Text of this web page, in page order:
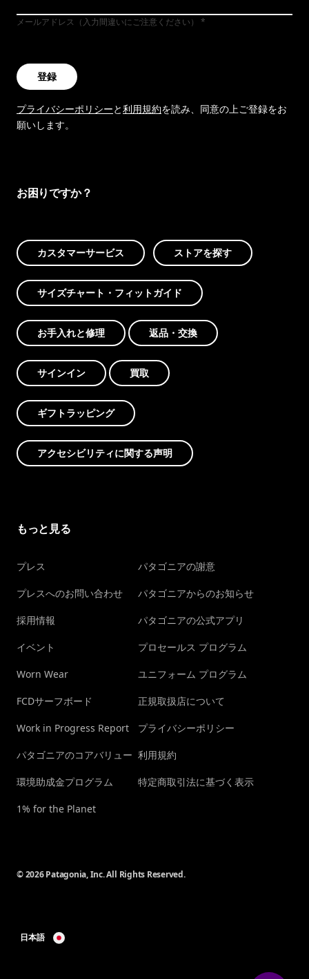
メールアドレス（入力間違いにご注意ください）
登録
プライバシーポリシーと利用規約を読み、同意の上ご登録をお
願いします。
お困りですか？
カスタマーサービス ストアを探す
サイズチャート・フィットガイド
お手入れと修理 返品・交換
サインイン 買取
ギフトラッピング
アクセシビリティに関する声明
もっと見る
プレス
プレスへのお問い合わせ
採用情報
イベント
Worn Wear
FCDサーフボード
Work in Progress Report
パタゴニアのコアバリュー
環境助成金プログラム
1% for the Planet
パタゴニアの謝意
パタゴニアからのお知らせ
パタゴニアの公式アプリ
プロセールス プログラム
ユニフォーム プログラム
正規取扱店について
プライバシーポリシー
利用規約
特定商取引法に基づく表示
© 2026 Patagonia, Inc. All Rights Reserved.
日本語